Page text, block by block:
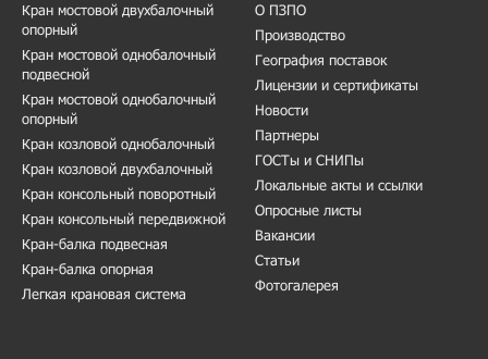
Кран мостовой двухбалочный
опорный
Кран мостовой однобалочный
подвесной
Кран мостовой однобалочный
опорный
Кран козловой однобалочный
Кран козловой двухбалочный
Кран консольный поворотный
Кран консольный передвижной
Кран-балка подвесная
Кран-балка опорная
Легкая крановая система
О ПЗПО
Производство
География поставок
Лицензии и сертификаты
Новости
Партнеры
ГОСТы и СНИПы
Локальные акты и ссылки
Опросные листы
Вакансии
Статьи
Фотогалерея